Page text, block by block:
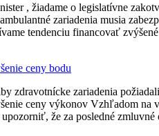
, žiadame o legislatívne
zariadenia musia
tendenciu financovať
ceny bodu
zdravotnícke zariadenia
ceny výkonov Vzhľadom na
že za posledné